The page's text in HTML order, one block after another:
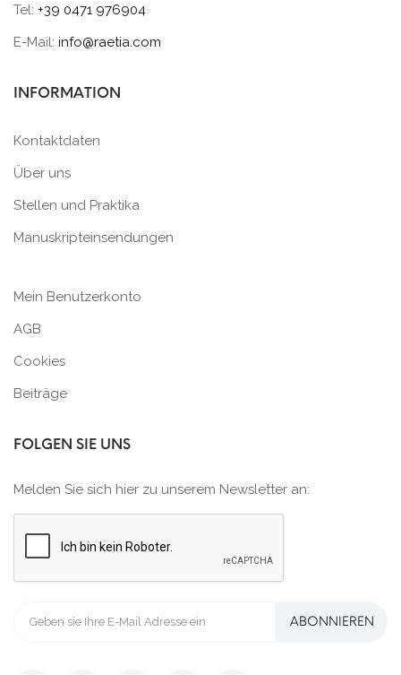
Tel: +39 0471 976904
E-Mail: info@raetia.com
INFORMATION
Kontaktdaten
Über uns
Stellen und Praktika
Manuskripteinsendungen
Mein Benutzerkonto
AGB
Cookies
Beiträge
FOLGEN SIE UNS
Melden Sie sich hier zu unserem Newsletter an:
ABONNIEREN